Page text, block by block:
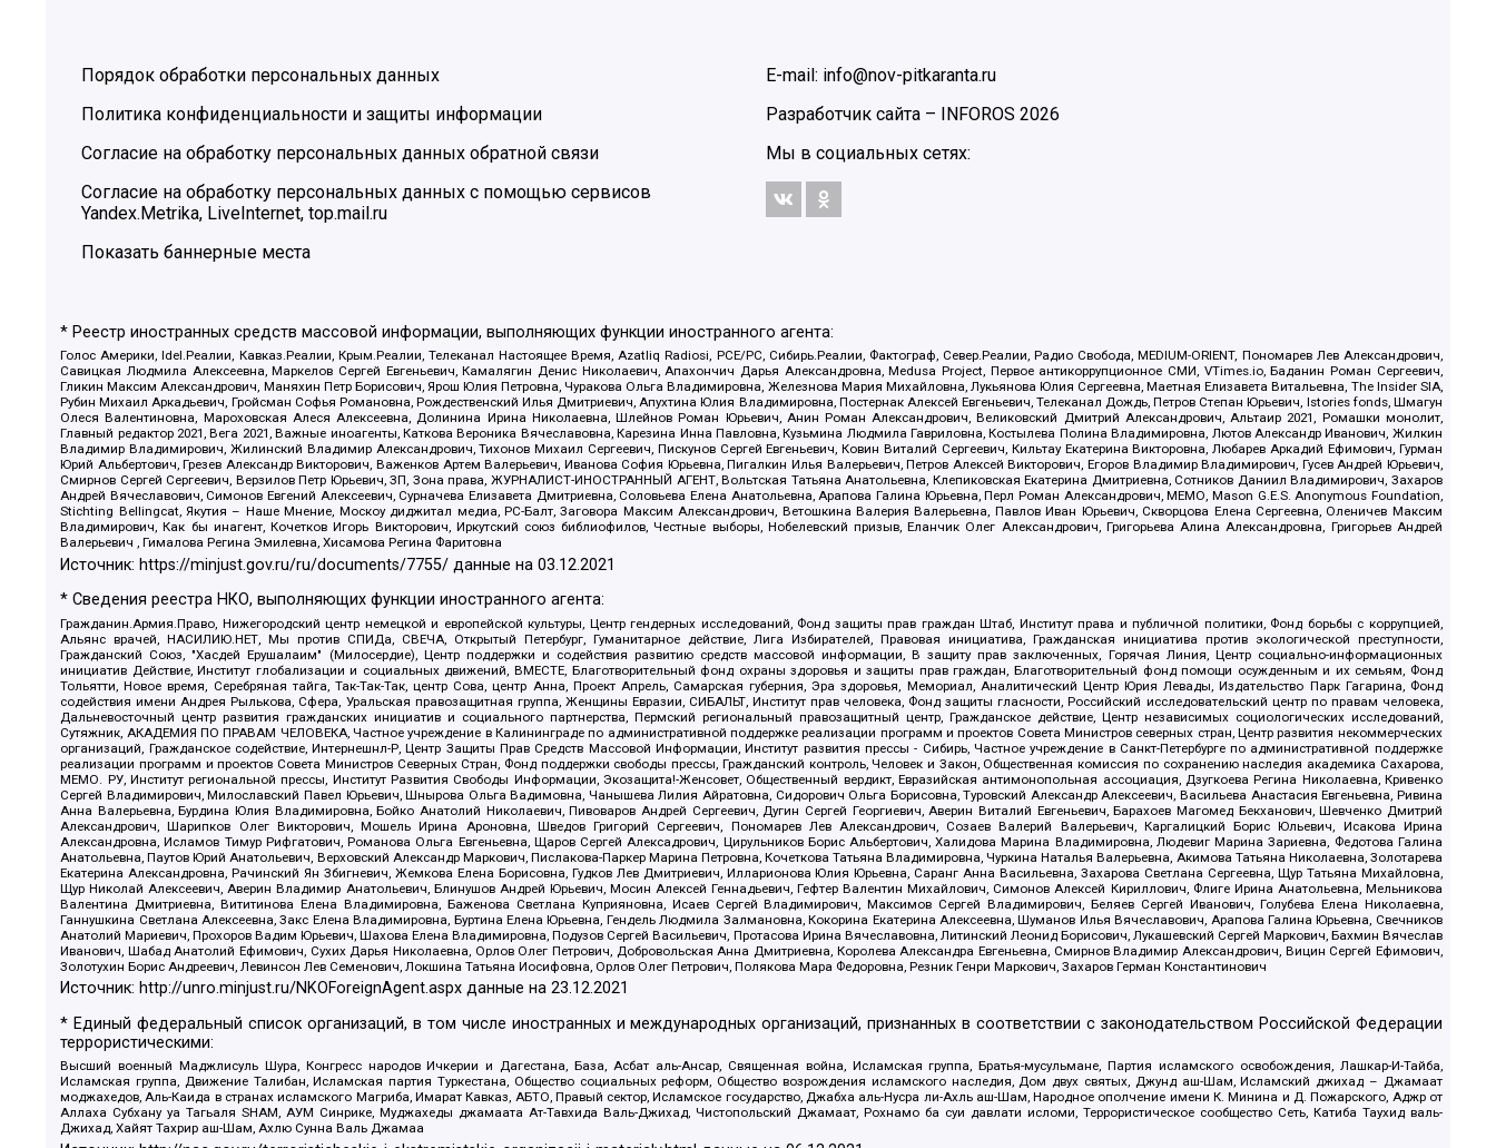
Порядок обработки персональных данных
Политика конфиденциальности и защиты информации
Согласие на обработку персональных данных обратной связи
Согласие на обработку персональных данных с помощью сервисов
Yandex.Metrika, LiveInternet, top.mail.ru
Показать баннерные места
E-mail: info@nov-pitkaranta.ru
Разработчик сайта – INFOROS 2026
Мы в социальных сетях:
* Реестр иностранных средств массовой информации, выполняющих функции иностранного агента:
Голос Америки, Idel.Реалии, Кавказ.Реалии, Крым.Реалии, Телеканал Настоящее Время, Azatliq Radiosi, PCE/PC, Сибирь.Реалии, Фактограф, Север.Реалии, Радио Свобода, MEDIUM-ORIENT, Пономарев Лев Александрович,
Савицкая Людмила Алексеевна, Маркелов Сергей Евгеньевич, Камалягин Денис Николаевич, Апахончич Дарья Александровна, Medusa Project, Первое антикоррупционное СМИ, VTimes.io, Баданин Роман Сергеевич,
Гликин Максим Александрович, Маняхин Петр Борисович, Ярош Юлия Петровна, Чуракова Ольга Владимировна, Железнова Мария Михайловна, Лукьянова Юлия Сергеевна, Маетная Елизавета Витальевна, The Insider SIA,
Рубин Михаил Аркадьевич, Гройсман Софья Романовна, Рождественский Илья Дмитриевич, Апухтина Юлия Владимировна, Постернак Алексей Евгеньевич, Телеканал Дождь, Петров Степан Юрьевич, Istories fonds, Шмагун
Олеся Валентиновна, Мароховская Алеся Алексеевна, Долинина Ирина Николаевна, Шлейнов Роман Юрьевич, Анин Роман Александрович, Великовский Дмитрий Александрович, Альтаир 2021, Ромашки монолит,
Главный редактор 2021, Вега 2021, Важные иноагенты, Каткова Вероника Вячеславовна, Карезина Инна Павловна, Кузьмина Людмила Гавриловна, Костылева Полина Владимировна, Лютов Александр Иванович, Жилкин
Владимир Владимирович, Жилинский Владимир Александрович, Тихонов Михаил Сергеевич, Пискунов Сергей Евгеньевич, Ковин Виталий Сергеевич, Кильтау Екатерина Викторовна, Любарев Аркадий Ефимович, Гурман
Юрий Альбертович, Грезев Александр Викторович, Важенков Артем Валерьевич, Иванова София Юрьевна, Пигалкин Илья Валерьевич, Петров Алексей Викторович, Егоров Владимир Владимирович, Гусев Андрей Юрьевич,
Смирнов Сергей Сергеевич, Верзилов Петр Юрьевич, ЗП, Зона права, ЖУРНАЛИСТ-ИНОСТРАННЫЙ АГЕНТ, Вольтская Татьяна Анатольевна, Клепиковская Екатерина Дмитриевна, Сотников Даниил Владимирович, Захаров
Андрей Вячеславович, Симонов Евгений Алексеевич, Сурначева Елизавета Дмитриевна, Соловьева Елена Анатольевна, Арапова Галина Юрьевна, Перл Роман Александрович, МЕМО, Mason G.E.S. Anonymous Foundation,
Stichting Bellingcat, Якутия – Наше Мнение, Москоу диджитал медиа, РС-Балт, Заговора Максим Александрович, Ветошкина Валерия Валерьевна, Павлов Иван Юрьевич, Скворцова Елена Сергеевна, Оленичев Максим
Владимирович, Как бы инагент, Кочетков Игорь Викторович, Иркутский союз библиофилов, Честные выборы, Нобелевский призыв, Еланчик Олег Александрович, Григорьева Алина Александровна, Григорьев Андрей
Валерьевич , Гималова Регина Эмилевна, Хисамова Регина Фаритовна
Источник: https://minjust.gov.ru/ru/documents/7755/ данные на03.12.2021
* Сведения реестра НКО, выполняющих функции иностранного агента:
Гражданин.Армия.Право, Нижегородский центр немецкой и европейской культуры, Центр гендерных исследований, Фонд защиты прав граждан Штаб, Институт права и публичной политики, Фонд борьбы с коррупцией,
Альянс врачей, НАСИЛИЮ.НЕТ, Мы против СПИДа, СВЕЧА, Открытый Петербург, Гуманитарное действие, Лига Избирателей, Правовая инициатива, Гражданская инициатива против экологической преступности,
Гражданский Союз, "Хасдей Ерушалаим" (Милосердие), Центр поддержки и содействия развитию средств массовой информации, В защиту прав заключенных, Горячая Линия, Центр социально-информационных
инициатив Действие, Институт глобализации и социальных движений, ВМЕСТЕ, Благотворительный фонд охраны здоровья и защиты прав граждан, Благотворительный фонд помощи осужденным и их семьям, Фонд
Тольятти, Новое время, Серебряная тайга, Так-Так-Так, центр Сова, центр Анна, Проект Апрель, Самарская губерния, Эра здоровья, Мемориал, Аналитический Центр Юрия Левады, Издательство Парк Гагарина, Фонд
содействия имени Андрея Рылькова, Сфера, Уральская правозащитная группа, Женщины Евразии, СИБАЛЬТ, Институт прав человека, Фонд защиты гласности, Российский исследовательский центр по правам человека,
Дальневосточный центр развития гражданских инициатив и социального партнерства, Пермский региональный правозащитный центр, Гражданское действие, Центр независимых социологических исследований,
Сутяжник, АКАДЕМИЯ ПО ПРАВАМ ЧЕЛОВЕКА, Частное учреждение в Калининграде по административной поддержке реализации программ и проектов Совета Министров северных стран, Центр развития некоммерческих
организаций, Гражданское содействие, Интернешнл-Р, Центр Защиты Прав Средств Массовой Информации, Институт развития прессы - Сибирь, Частное учреждение в Санкт-Петербурге по административной поддержке
реализации программ и проектов Совета Министров Северных Стран, Фонд поддержки свободы прессы, Гражданский контроль, Человек и Закон, Общественная комиссия по сохранению наследия академика Сахарова,
МЕМО. РУ, Институт региональной прессы, Институт Развития Свободы Информации, Экозащита!-Женсовет, Общественный вердикт, Евразийская антимонопольная ассоциация, Дзугкоева Регина Николаевна, Кривенко
Сергей Владимирович, Милославский Павел Юрьевич, Шнырова Ольга Вадимовна, Чанышева Лилия Айратовна, Сидорович Ольга Борисовна, Туровский Александр Алексеевич, Васильева Анастасия Евгеньевна, Ривина
Анна Валерьевна, Бурдина Юлия Владимировна, Бойко Анатолий Николаевич, Пивоваров Андрей Сергеевич, Дугин Сергей Георгиевич, Аверин Виталий Евгеньевич, Барахоев Магомед Бекханович, Шевченко Дмитрий
Александрович, Шарипков Олег Викторович, Мошель Ирина Ароновна, Шведов Григорий Сергеевич, Пономарев Лев Александрович, Созаев Валерий Валерьевич, Каргалицкий Борис Юльевич, Исакова Ирина
Александровна, Исламов Тимур Рифгатович, Романова Ольга Евгеньевна, Щаров Сергей Алексадрович, Цирульников Борис Альбертович, Халидова Марина Владимировна, Людевиг Марина Зариевна, Федотова Галина
Анатольевна, Паутов Юрий Анатольевич, Верховский Александр Маркович, Пислакова-Паркер Марина Петровна, Кочеткова Татьяна Владимировна, Чуркина Наталья Валерьевна, Акимова Татьяна Николаевна, Золотарева
Екатерина Александровна, Рачинский Ян Збигневич, Жемкова Елена Борисовна, Гудков Лев Дмитриевич, Илларионова Юлия Юрьевна, Саранг Анна Васильевна, Захарова Светлана Сергеевна, Щур Татьяна Михайловна,
Щур Николай Алексеевич, Аверин Владимир Анатольевич, Блинушов Андрей Юрьевич, Мосин Алексей Геннадьевич, Гефтер Валентин Михайлович, Симонов Алексей Кириллович, Флиге Ирина Анатольевна, Мельникова
Валентина Дмитриевна, Вититинова Елена Владимировна, Баженова Светлана Куприяновна, Исаев Сергей Владимирович, Максимов Сергей Владимирович, Беляев Сергей Иванович, Голубева Елена Николаевна,
Ганнушкина Светлана Алексеевна, Закс Елена Владимировна, Буртина Елена Юрьевна, Гендель Людмила Залмановна, Кокорина Екатерина Алексеевна, Шуманов Илья Вячеславович, Арапова Галина Юрьевна, Свечников
Анатолий Мариевич, Прохоров Вадим Юрьевич, Шахова Елена Владимировна, Подузов Сергей Васильевич, Протасова Ирина Вячеславовна, Литинский Леонид Борисович, Лукашевский Сергей Маркович, Бахмин Вячеслав
Иванович, Шабад Анатолий Ефимович, Сухих Дарья Николаевна, Орлов Олег Петрович, Добровольская Анна Дмитриевна, Королева Александра Евгеньевна, Смирнов Владимир Александрович, Вицин Сергей Ефимович,
Золотухин Борис Андреевич, Левинсон Лев Семенович, Локшина Татьяна Иосифовна, Орлов Олег Петрович, Полякова Мара Федоровна, Резник Генри Маркович, Захаров Герман Константинович
Источник: http://unro.minjust.ru/NKOForeignAgent.aspx данные на23.12.2021
* Единый федеральный список организаций, в том числе иностранных и международных организаций, признанных в соответствии с законодательством Российской Федерации
террористическими:
Высший военный Маджлисуль Шура, Конгресс народов Ичкерии и Дагестана, База, Асбат аль-Ансар, Священная война, Исламская группа, Братья-мусульмане, Партия исламского освобождения, Лашкар-И-Тайба,
Исламская группа, Движение Талибан, Исламская партия Туркестана, Общество социальных реформ, Общество возрождения исламского наследия, Дом двух святых, Джунд аш-Шам, Исламский джихад – Джамаат
моджахедов, Аль-Каида в странах исламского Магриба, Имарат Кавказ, АБТО, Правый сектор, Исламское государство, Джабха аль-Нусра ли-Ахль аш-Шам, Народное ополчение имени К. Минина и Д. Пожарского, Аджр от
Аллаха Субхану уа Тагьаля SHAM, АУМ Синрике, Муджахеды джамаата Ат-Тавхида Валь-Джихад, Чистопольский Джамаат, Рохнамо ба суи давлати исломи, Террористическое сообщество Сеть, Катиба Таухид валь-
Джихад, Хайят Тахрир аш-Шам, Ахлю Сунна Валь Джамаа